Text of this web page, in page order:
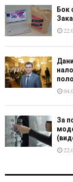
Бок
За